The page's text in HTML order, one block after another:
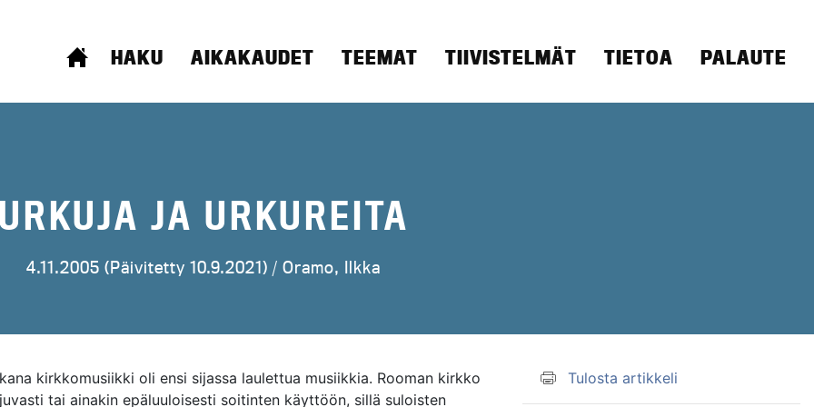
ETUSIVU
HAKU AIKAKAUDET TEEMAT TIIVISTELMÄT TIETOA PALAUTE
URKUJA JA URKUREITA
4.11.2005 (Päivitetty 10.9.2021) / Oramo, Ilkka
kirkkomusiikki oli ensi sijassa laulettua musiikkia. Rooman kirkko
tai ainakin epäluuloisesti soitinten käyttöön, sillä suloisten
Tulosta artikkeli